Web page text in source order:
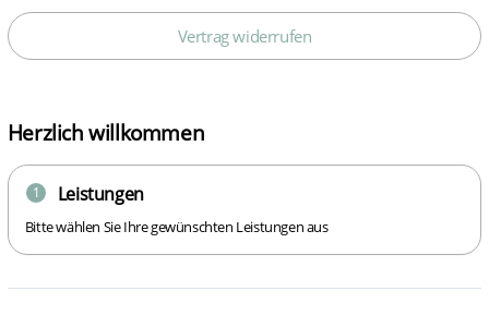
Vertrag widerrufen
Herzlich willkommen
1 Leistungen
Bitte wählen Sie Ihre gewünschten Leistungen aus